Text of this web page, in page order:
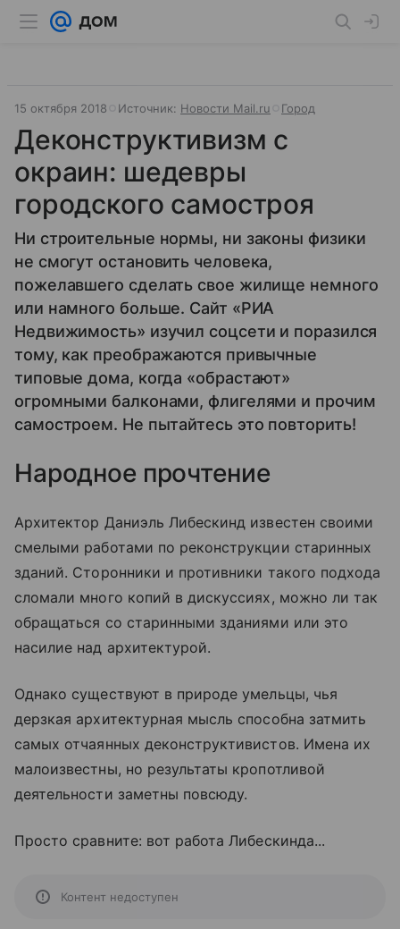
15 октября 2018 Источник: Новости Mail.ru Город
Деконструктивизм с
окраин: шедевры
городского самостроя
Ни строительные нормы, ни законы физики
не смогут остановить человека,
пожелавшего сделать свое жилище немного
или намного больше. Сайт «РИА
Недвижимость» изучил соцсети и поразился
тому, как преображаются привычные
типовые дома, когда «обрастают»
огромными балконами, флигелями и прочим
самостроем. Не пытайтесь это повторить!
Народное прочтение
Архитектор Даниэль Либескинд известен своими
смелыми работами по реконструкции старинных
зданий. Сторонники и противники такого подхода
сломали много копий в дискуссиях, можно ли так
обращаться со старинными зданиями или это
насилие над архитектурой.
Однако существуют в природе умельцы, чья
дерзкая архитектурная мысль способна затмить
самых отчаянных деконструктивистов. Имена их
малоизвестны, но результаты кропотливой
деятельности заметны повсюду.
Просто сравните: вот работа Либескинда...
Контент недоступен